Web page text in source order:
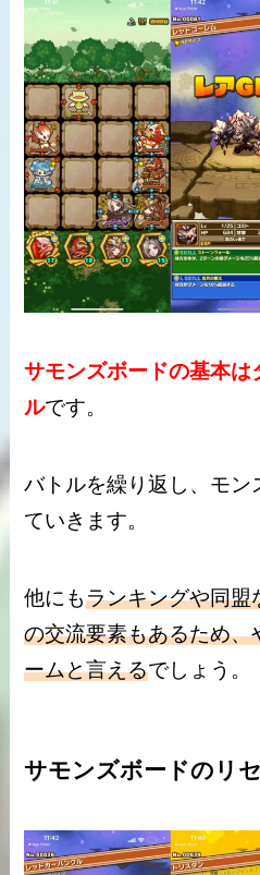
サモンズボードの基本は
ルです。
バトルを繰り返し、モン
ていきます。
他にもランキングや同盟
の交流要素もあるため
ームと言えるでしょう。
サモンズボードのリ